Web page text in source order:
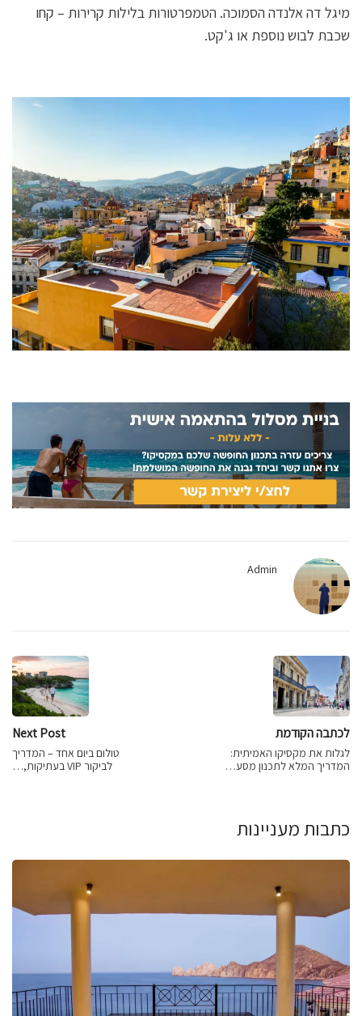
מיגל דה אלנדה הסמוכה. הטמפרטורות בלילות קרירות – קחו
שכבת לבוש נוספת או ג'קט.
Admin
לכתבה הקודמת
לגלות את מקסיקו האמיתית:
המדריך המלא לתכנון מסע…
Next Post
טולום ביום אחד – המדריך
לביקור VIP בעתיקות,…
כתבות מעניינות